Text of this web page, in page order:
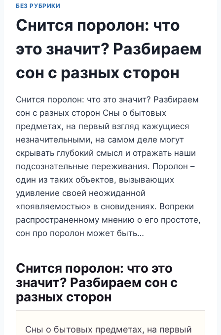
БЕЗ РУБРИКИ
Снится поролон: что
это значит? Разбираем
сон с разных сторон
Снится поролон: что это значит? Разбираем
сон с разных сторон Сны о бытовых
предметах, на первый взгляд кажущиеся
незначительными, на самом деле могут
скрывать глубокий смысл и отражать наши
подсознательные переживания. Поролон –
один из таких объектов, вызывающих
удивление своей неожиданной
«появляемостью» в сновидениях. Вопреки
распространенному мнению о его простоте,
сон про поролон может быть…
Снится поролон: что это
значит? Разбираем сон с
разных сторон
Сны о бытовых предметах, на первый